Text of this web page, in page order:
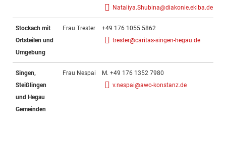
Nataliya.Shubina@diakonie.ekiba.de
Stockach mit
Ortsteilen und
Umgebung
Frau Trester
+49 176 1055 5862
trester@caritas-singen-hegau.de
Singen,
Steißlingen
und Hegau
Gemeinden
Frau Nespai
M. +49 176 1352 7980
v.nespai@awo-konstanz.de